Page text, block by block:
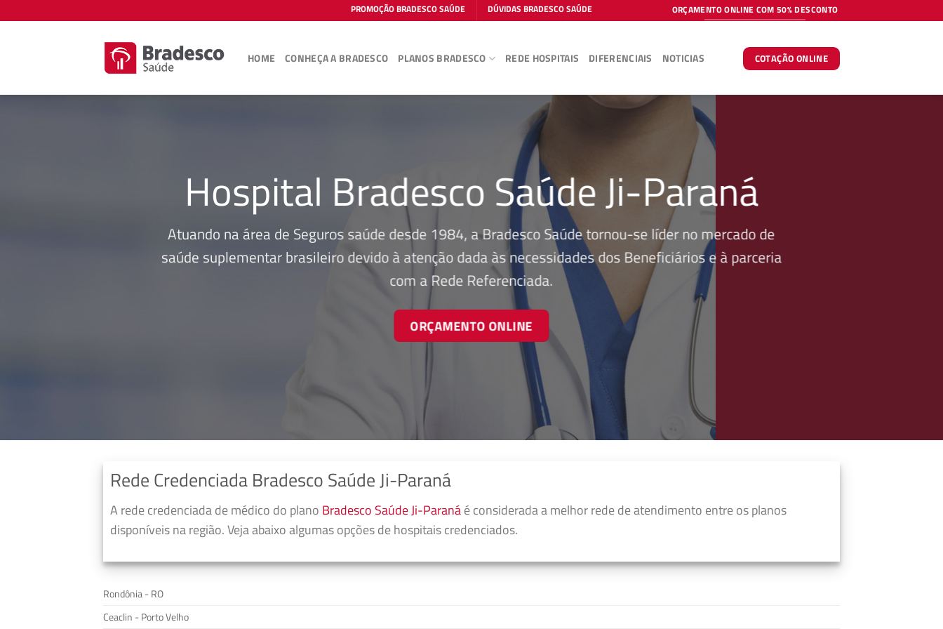
to
PROMOÇÃO BRADESCO SAÚDE DÚVIDAS BRADESCO SAÚDE ORÇAMENTO ONLINE COM 50% DESCONTO
HOME CONHEÇA A BRADESCO PLANOS BRADESCO REDE HOSPITAIS DIFERENCIAIS NOTICIAS COTAÇÃO ONLINE
Hospital Bradesco Saúde Ji-Paraná
Atuando na área de Seguros saúde desde 1984, a Bradesco Saúde tornou-se líder no mercado de
saúde suplementar brasileiro devido à atenção dada às necessidades dos Beneficiários e à parceria
com a Rede Referenciada.
ORÇAMENTO ONLINE
Rede Credenciada Bradesco Saúde Ji-Paraná
A rede credenciada de médico do plano Bradesco Saúde Ji-Paranáé considerada a melhor rede de atendimento entre os planos
disponíveis na região. Veja abaixo algumas opções de hospitais credenciados.
Rondônia - RO
Ceaclin - Porto Velho